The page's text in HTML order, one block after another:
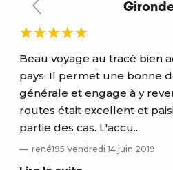
Beau voyage au tracé bien
pays. Il permet une bonne
générale et engage à y
routes était excellent et
partie des cas. L'accu..
rené195 Vendredi 14 juin 2019